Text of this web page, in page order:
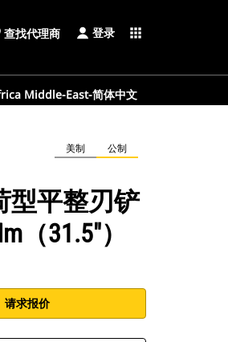
查找代理商 登录 apps
Middle-East-简体中文
美制 公制
型平整刃铲
（31.5"）
请求报价